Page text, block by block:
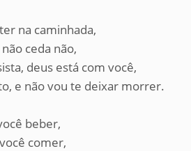
na caminhada,
ceda não,
deus está com você,
e não vou te deixar morrer.
beber,
comer,